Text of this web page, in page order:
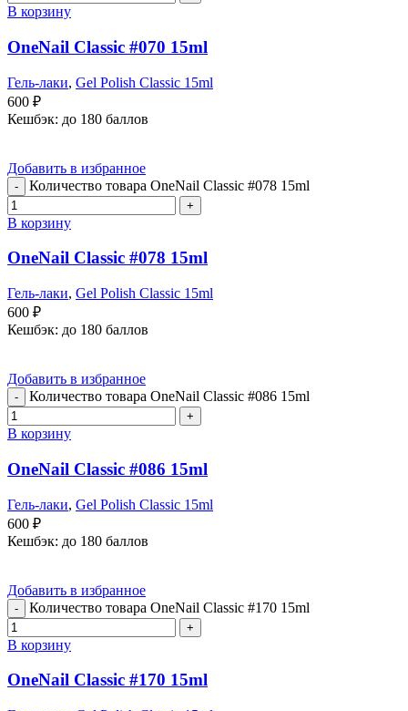
В корзину
OneNail Classic #070 15ml
Гель-лаки, Gel Polish Classic 15ml
600 ₽
Кешбэк: до 180 баллов
Добавить в избранное
Количество товара OneNail Classic #078 15ml
В корзину
OneNail Classic #078 15ml
Гель-лаки, Gel Polish Classic 15ml
600 ₽
Кешбэк: до 180 баллов
Добавить в избранное
Количество товара OneNail Classic #086 15ml
В корзину
OneNail Classic #086 15ml
Гель-лаки, Gel Polish Classic 15ml
600 ₽
Кешбэк: до 180 баллов
Добавить в избранное
Количество товара OneNail Classic #170 15ml
В корзину
OneNail Classic #170 15ml